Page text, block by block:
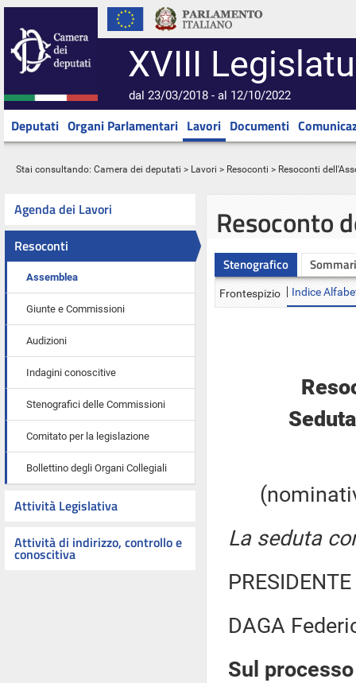
XVIII
dal 23/03/2018 - al 12/10/2022
Deputati Organi Parlamentari Lavori Documenti
Stai consultando: Camera dei deputati > Lavori > Resoconti > Resoconti
Agenda dei Lavori
Resoconti
Assemblea
Giunte e Commissioni
Audizioni
Indagini conoscitive
Stenografici delle Commissioni
Comitato per la legislazione
Bollettino degli Organi Collegiali
Attività Legislativa
Attività di indirizzo, controllo e
conoscitiva
Resoconto
Stenografico
Frontespizio Indice
La seduta
DAGA
Sul